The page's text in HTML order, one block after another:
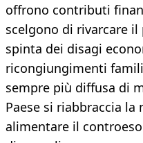
offrono contributi
scelgono di rivarcare
spinta dei disagi
ricongiungimenti
sempre più diffusa di
Paese si riabbraccia la
alimentare il